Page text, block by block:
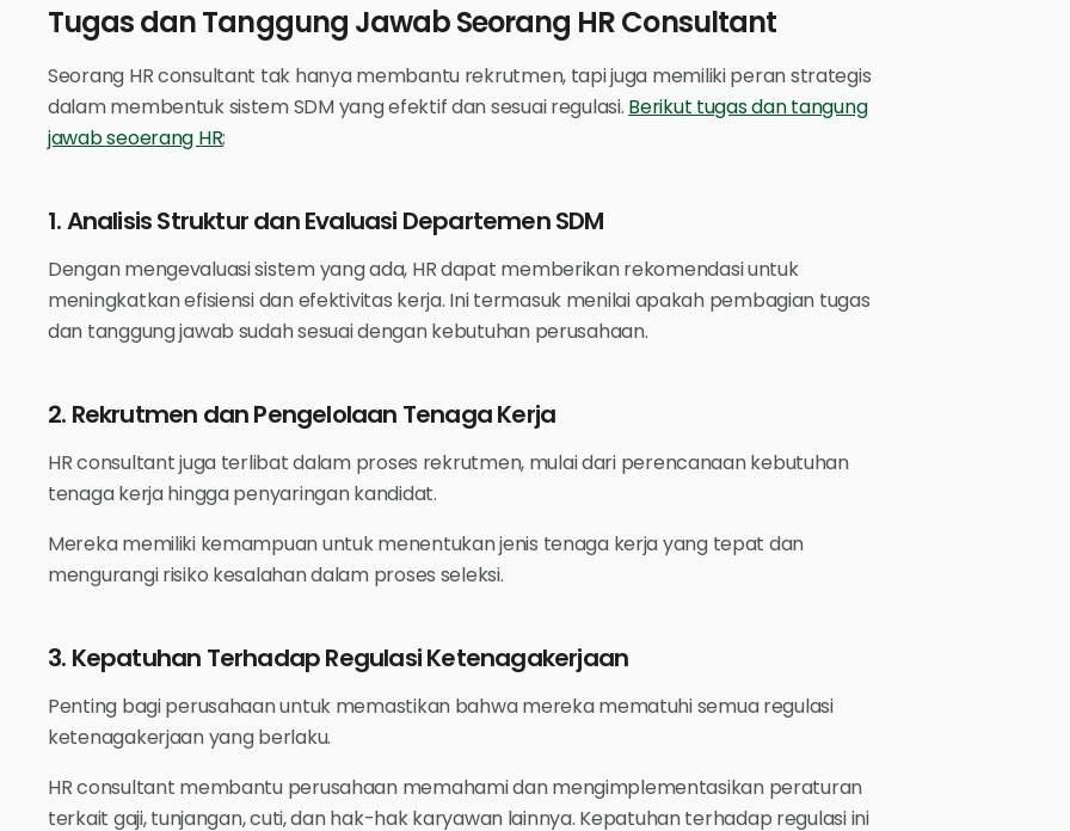
Tugas dan Tanggung Jawab Seorang HR Consultant
Seorang HR consultant tak hanya membantu rekrutmen, tapi juga memiliki peran strategis
dalam membentuk sistem SDM yang efektif dan sesuai regulasi. Berikut tugas dan tangung
jawab seoerang HR;
1. Analisis Struktur dan Evaluasi Departemen SDM
Dengan mengevaluasi sistem yang ada, HR dapat memberikan rekomendasi untuk
meningkatkan efisiensi dan efektivitas kerja. Ini termasuk menilai apakah pembagian tugas
dan tanggung jawab sudah sesuai dengan kebutuhan perusahaan.
2. Rekrutmen dan Pengelolaan Tenaga Kerja
HR consultant juga terlibat dalam proses rekrutmen, mulai dari perencanaan kebutuhan
tenaga kerja hingga penyaringan kandidat.
Mereka memiliki kemampuan untuk menentukan jenis tenaga kerja yang tepat dan
mengurangi risiko kesalahan dalam proses seleksi.
3. Kepatuhan Terhadap Regulasi Ketenagakerjaan
Penting bagi perusahaan untuk memastikan bahwa mereka mematuhi semua regulasi
ketenagakerjaan yang berlaku.
HR consultant membantu perusahaan memahami dan mengimplementasikan peraturan
terkait gaji, tunjangan, cuti, dan hak-hak karyawan lainnya. Kepatuhan terhadap regulasi ini